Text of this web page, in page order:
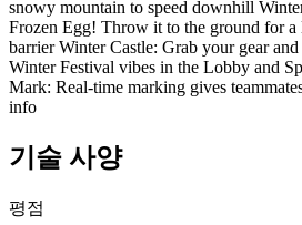
snowy mountain to speed downhill
Frozen Egg! Throw it to the ground for
barrier Winter Castle: Grab your gear
Winter Festival vibes in the Lobby and
Mark: Real-time marking gives
info
기술 사양
평점